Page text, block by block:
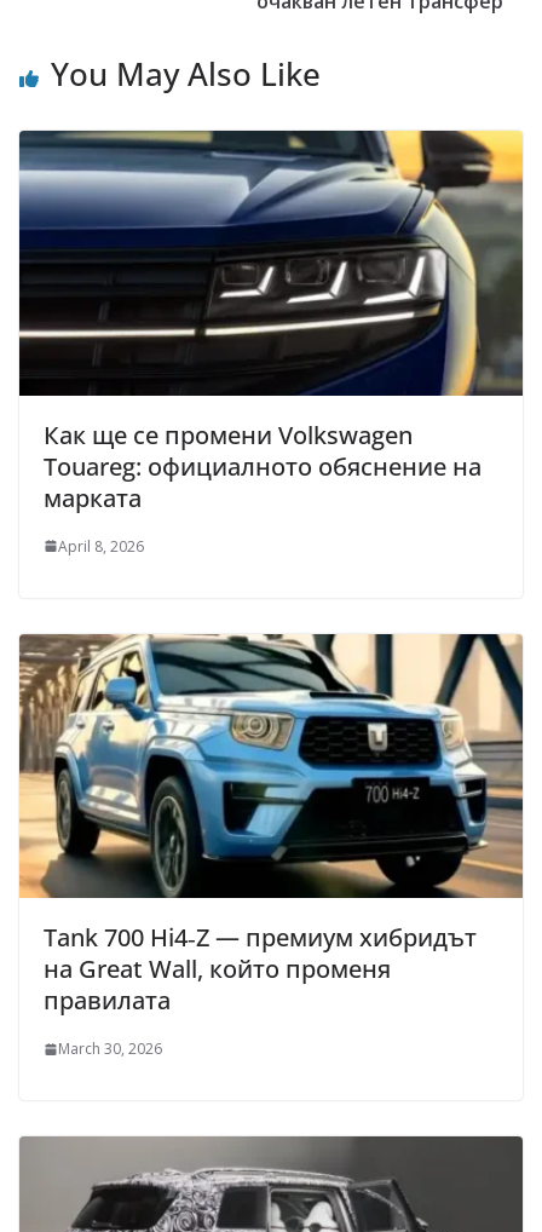
You May Also Like
Как ще се промени Volkswagen
Touareg: официалното обяснение на
марката
April 8, 2026
Tank 700 Hi4‑Z — премиум хибридът
на Great Wall, който променя
правилата
March 30, 2026